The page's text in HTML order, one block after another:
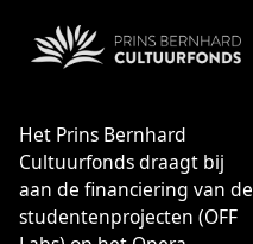
Het Prins Bernhard
Cultuurfonds draagt bij
aan de financiering van de
studentenprojecten (OFF